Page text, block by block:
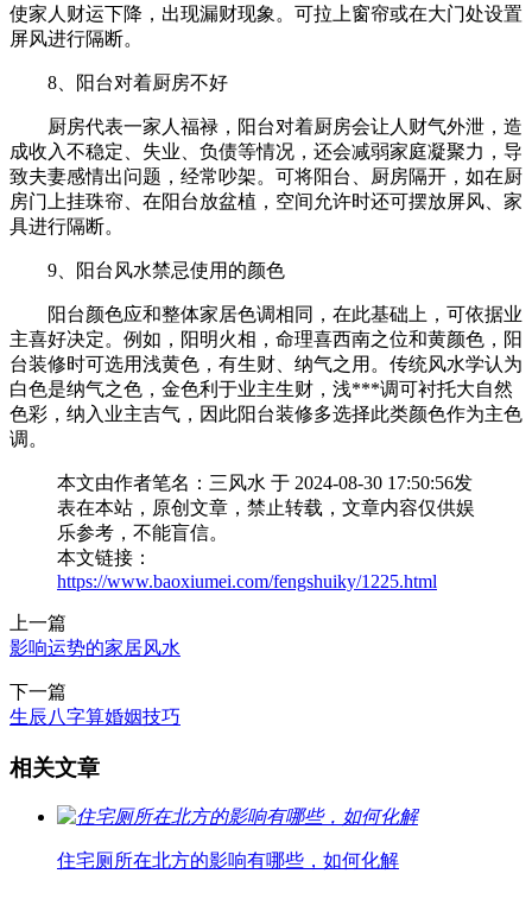
使家人财运下降，出现漏财现象。可拉上窗帘或在大门处设置
屏风进行隔断。
8、阳台对着厨房不好
厨房代表一家人福禄，阳台对着厨房会让人财气外泄，造
成收入不稳定、失业、负债等情况，还会减弱家庭凝聚力，导
致夫妻感情出问题，经常吵架。可将阳台、厨房隔开，如在厨
房门上挂珠帘、在阳台放盆植，空间允许时还可摆放屏风、家
具进行隔断。
9、阳台风水禁忌使用的颜色
阳台颜色应和整体家居色调相同，在此基础上，可依据业
主喜好决定。例如，阳明火相，命理喜西南之位和黄颜色，阳
台装修时可选用浅黄色，有生财、纳气之用。传统风水学认为
白色是纳气之色，金色利于业主生财，浅***调可衬托大自然
色彩，纳入业主吉气，因此阳台装修多选择此类颜色作为主色
调。
本文由作者笔名：三风水 于 2024-08-30 17:50:56发
表在本站，原创文章，禁止转载，文章内容仅供娱
乐参考，不能盲信。
本文链接：
https://www.baoxiumei.com/fengshuiky/1225.html
上一篇
影响运势的家居风水
下一篇
生辰八字算婚姻技巧
相关文章
住宅厕所在北方的影响有哪些，如何化解